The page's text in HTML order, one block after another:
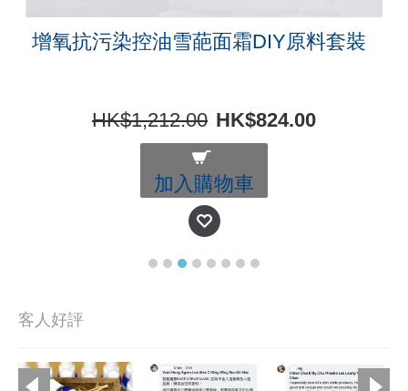
增氧抗污染控油雪葩面霜DIY原料套裝
HK$1,212.00 HK$824.00
加入購物車
客人好評